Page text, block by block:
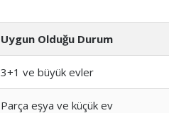
Uygun Olduğu Durum
3+1 ve büyük evler
Parça eşya ve küçük ev